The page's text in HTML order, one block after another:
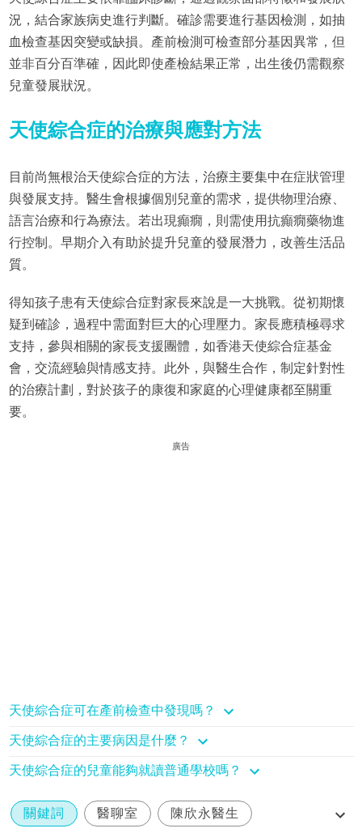
況，結合家族病史進行判斷。確診需要進行基因檢測，如抽
血檢查基因突變或缺損。產前檢測可檢查部分基因異常，但
並非百分百準確，因此即使產檢結果正常，出生後仍需觀察
兒童發展狀況。
天使綜合症的治療與應對方法
目前尚無根治天使綜合症的方法，治療主要集中在症狀管理
與發展支持。醫生會根據個別兒童的需求，提供物理治療、
語言治療和行為療法。若出現癲癇，則需使用抗癲癇藥物進
行控制。早期介入有助於提升兒童的發展潛力，改善生活品
質。
得知孩子患有天使綜合症對家長來說是一大挑戰。從初期懷
疑到確診，過程中需面對巨大的心理壓力。家長應積極尋求
支持，參與相關的家長支援團體，如香港天使綜合症基金
會，交流經驗與情感支持。此外，與醫生合作，制定針對性
的治療計劃，對於孩子的康復和家庭的心理健康都至關重
要。
廣告
天使綜合症可在產前檢查中發現嗎？
天使綜合症的主要病因是什麼？
天使綜合症的兒童能夠就讀普通學校嗎？
關鍵詞 醫聊室 陳欣永醫生